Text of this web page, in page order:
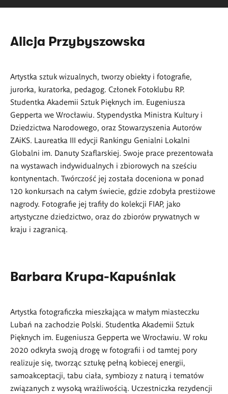
Alicja Przybyszowska
Artystka sztuk wizualnych, tworzy obiekty i fotografie,
jurorka, kuratorka, pedagog. Członek Fotoklubu RP.
Studentka Akademii Sztuk Pięknych im. Eugeniusza
Gepperta we Wrocławiu. Stypendystka Ministra Kultury i
Dziedzictwa Narodowego, oraz Stowarzyszenia Autorów
ZAiKS. Laureatka III edycji Rankingu Genialni Lokalni
Globalni im. Danuty Szaflarskiej. Swoje prace prezentowała
na wystawach indywidualnych i zbiorowych na sześciu
kontynentach. Twórczość jej została doceniona w ponad
120 konkursach na całym świecie, gdzie zdobyła prestiżowe
nagrody. Fotografie jej trafiły do kolekcji FIAP, jako
artystyczne dziedzictwo, oraz do zbiorów prywatnych w
kraju i zagranicą.
Barbara Krupa-Kapuśniak
Artystka fotograficzka mieszkająca w małym miasteczku
Lubań na zachodzie Polski. Studentka Akademii Sztuk
Pięknych im. Eugeniusza Gepperta we Wrocławiu. W roku
2020 odkryła swoją drogę w fotografii i od tamtej pory
realizuje się, tworząc sztukę pełną kobiecej energii,
samoakceptacji, tabu ciała, symbiozy z naturą i tematów
związanych z wysoką wrażliwością. Uczestniczka rezydencji